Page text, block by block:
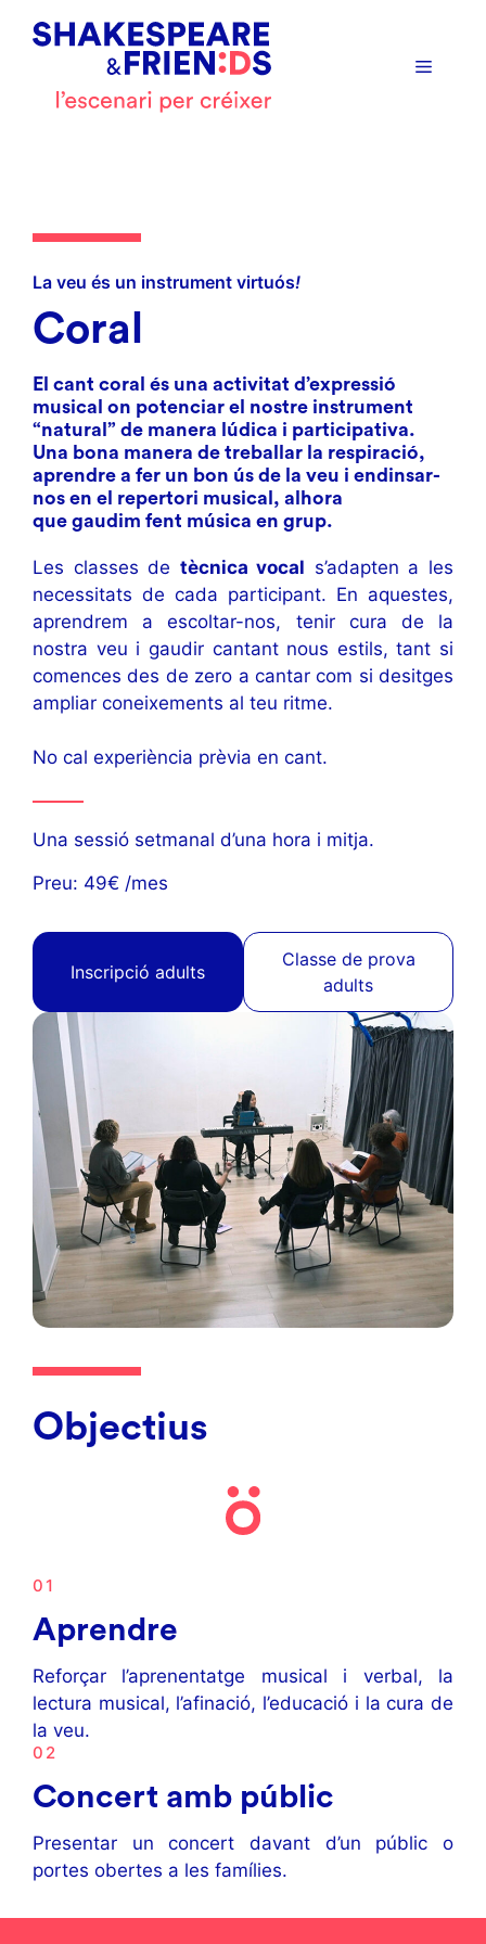
Menú
La veu és un instrument virtuós!
Coral
El cant coral és una activitat d’expressió
musical on potenciar el nostre instrument
“natural” de manera lúdica i participativa.
Una bona manera de treballar la respiració,
aprendre a fer un bon ús de la veu i endinsar-
nos en el repertori musical, alhora
que gaudim fent música en grup.
Les classes de tècnica vocal s’adapten a les
necessitats de cada participant. En aquestes,
aprendrem a escoltar-nos, tenir cura de la
nostra veu i gaudir cantant nous estils, tant si
comences des de zero a cantar com si desitges
ampliar coneixements al teu ritme.
No cal experiència prèvia en cant.
Una sessió setmanal d’una hora i mitja.
Preu: 49€ /mes
Inscripció adults
Classe de prova
adults
Objectius
01
Aprendre
Reforçar l’aprenentatge musical i verbal, la
lectura musical, l’afinació, l’educació i la cura de
la veu.
02
Concert amb públic
Presentar un concert davant d’un públic o
portes obertes a les famílies.